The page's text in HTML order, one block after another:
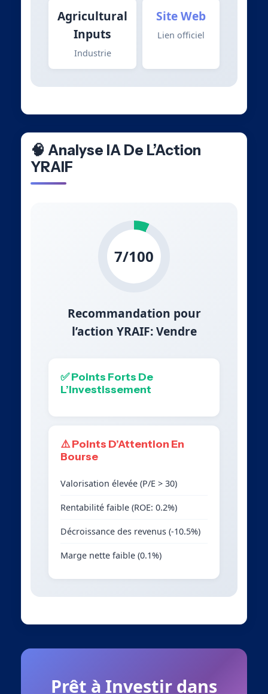
Agricultural
Inputs
Industrie
Site Web
Lien officiel
🧠 Analyse IA De L’Action
YRAIF
7/100
Recommandation pour
l’action YRAIF: Vendre
✅ Points Forts De
L’Investissement
⚠️ Points D’Attention En
Bourse
Valorisation élevée (P/E > 30)
Rentabilité faible (ROE: 0.2%)
Décroissance des revenus (-10.5%)
Marge nette faible (0.1%)
Prêt à Investir dans